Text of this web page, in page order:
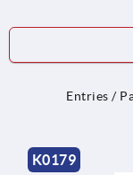
Entries /
K0179